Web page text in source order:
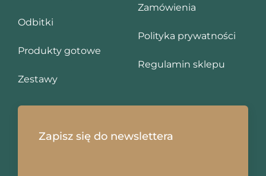
Odbitki
Produkty gotowe
Zestawy
Zamówienia
Polityka prywatności
Regulamin sklepu
Zapisz się do newslettera